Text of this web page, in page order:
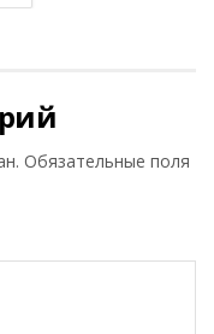
Обязательные поля